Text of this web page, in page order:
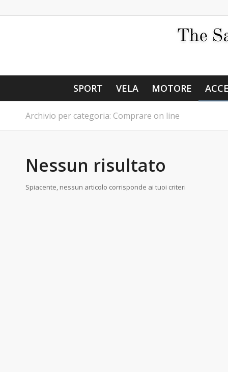
SPORT VELA MOTORE
Archivio per categoria: Comprare on line
Nessun risultato
Spiacente, nessun articolo corrisponde ai tuoi criteri